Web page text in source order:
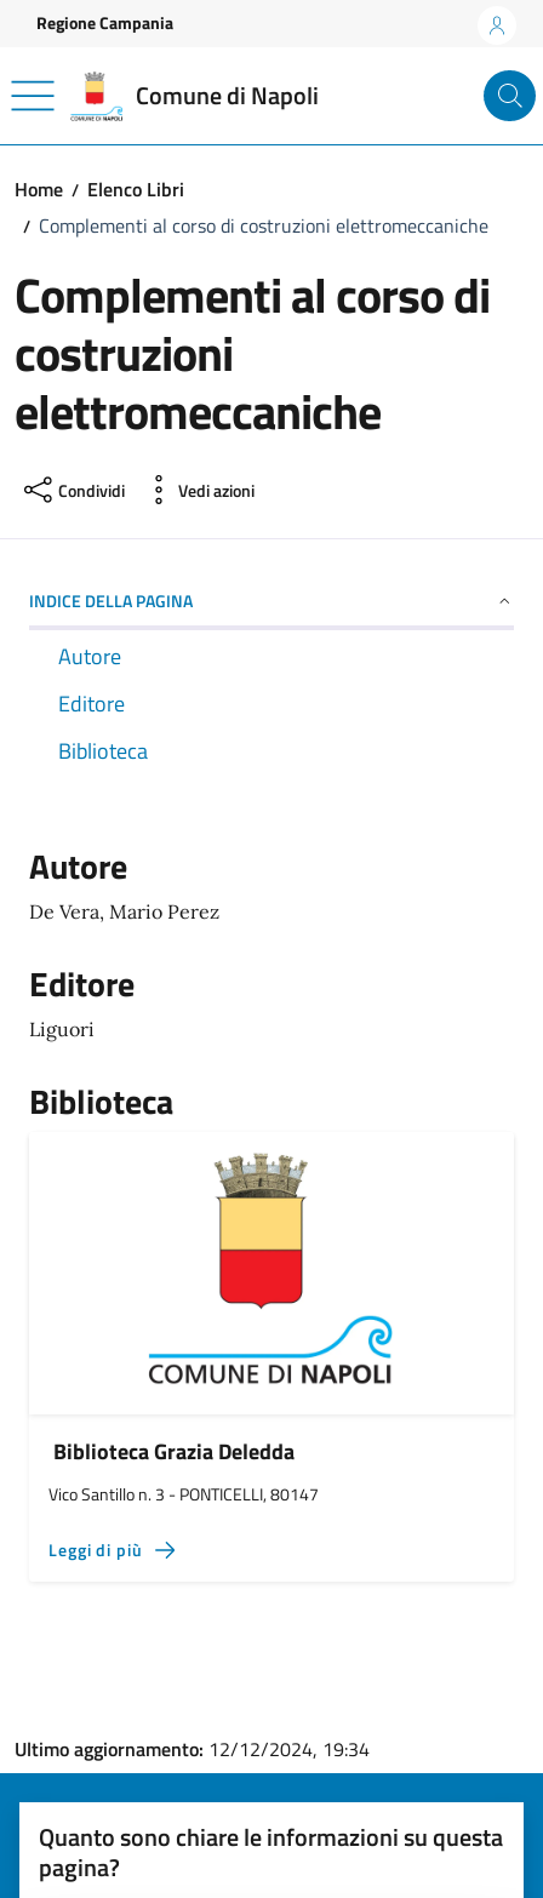
Vai ai contenuti
Vai al footer
Regione Campania
Comune di Napoli
Home
Elenco Libri
Complementi al corso di costruzioni elettromeccaniche
Complementi al corso di
costruzioni
elettromeccaniche
Condividi Vedi azioni
INDICE DELLA PAGINA
Autore
Editore
Biblioteca
Autore
De Vera, Mario Perez
Editore
Liguori
Biblioteca
Biblioteca Grazia Deledda
Vico Santillo n. 3 - PONTICELLI, 80147
Leggi di più
Ultimo aggiornamento: 12/12/2024, 19:34
Quanto sono chiare le informazioni su questa
pagina?